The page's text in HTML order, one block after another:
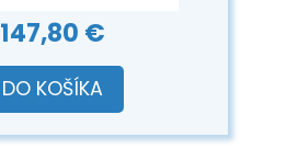
147,80 €
DO KOŠÍKA